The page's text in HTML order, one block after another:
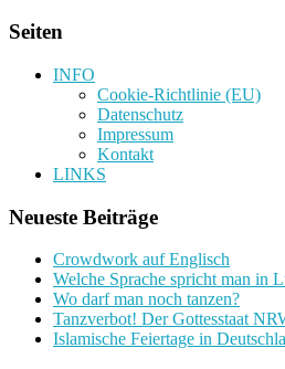
Seiten
INFO
Cookie-Richtlinie (EU)
Datenschutz
Impressum
Kontakt
LINKS
Neueste Beiträge
Crowdwork auf Englisch
Welche Sprache spricht man in
Wo darf man noch tanzen?
Tanzverbot! Der Gottesstaat
Islamische Feiertage in